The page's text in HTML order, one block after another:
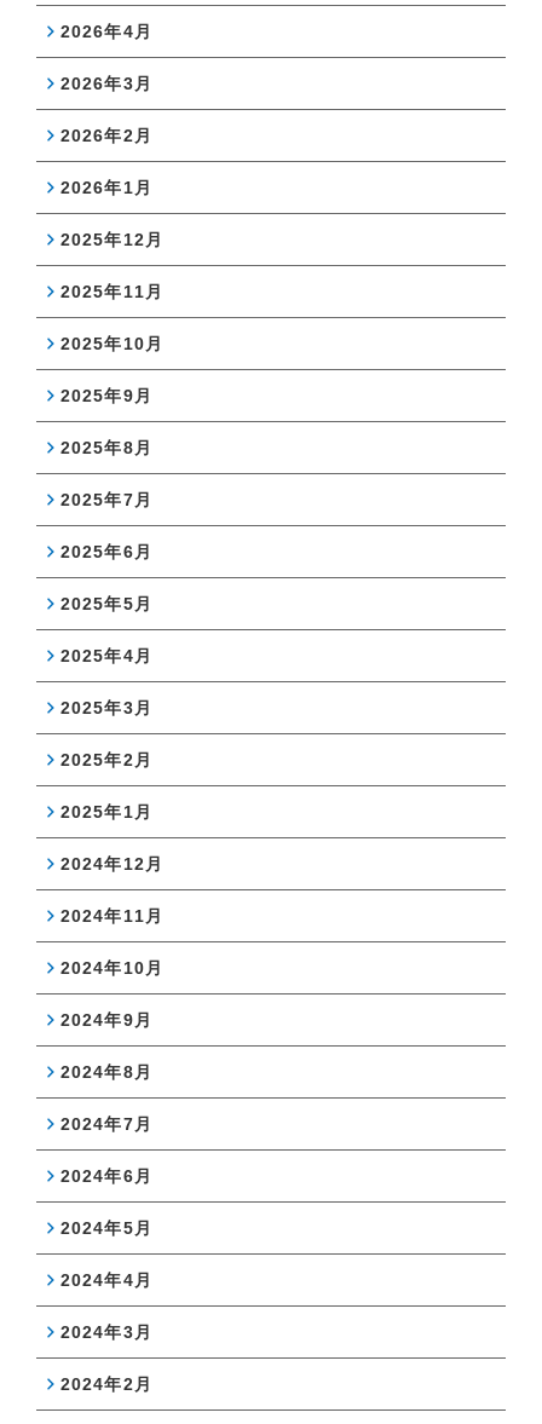
2026年4月
2026年3月
2026年2月
2026年1月
2025年12月
2025年11月
2025年10月
2025年9月
2025年8月
2025年7月
2025年6月
2025年5月
2025年4月
2025年3月
2025年2月
2025年1月
2024年12月
2024年11月
2024年10月
2024年9月
2024年8月
2024年7月
2024年6月
2024年5月
2024年4月
2024年3月
2024年2月